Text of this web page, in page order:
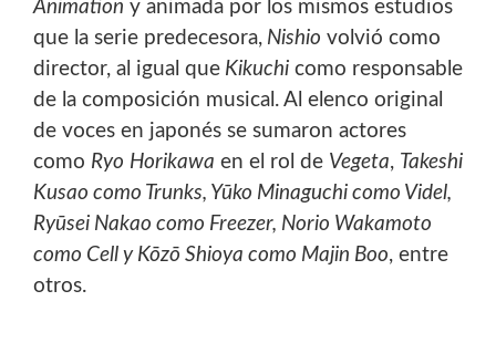
Animation y animada por los mismos estudios
que la serie predecesora, Nishio volvió como
director, al igual que Kikuchi como responsable
de la composición musical. Al elenco original
de voces en japonés se sumaron actores
como Ryo Horikawa en el rol de Vegeta, Takeshi
Kusao como Trunks, Yūko Minaguchi como Videl,
Ryūsei Nakao como Freezer, Norio Wakamoto
como Cell y Kōzō Shioya como Majin Boo, entre
otros.